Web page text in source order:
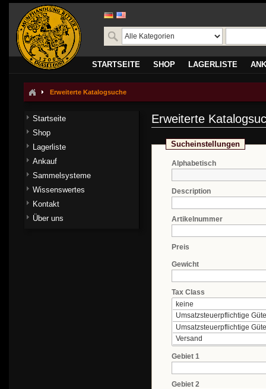
STARTSEITE SHOP LAGERLISTE
Erweiterte Katalogsuche
Erweiterte
Sucheinstellungen
Alphabetisch
Description
Artikelnummer
Preis
Gewicht
Tax Class
Gebiet 1
Gebiet 2
Startseite
Shop
Lagerliste
Ankauf
Sammelsysteme
Wissenswertes
Kontakt
Über uns